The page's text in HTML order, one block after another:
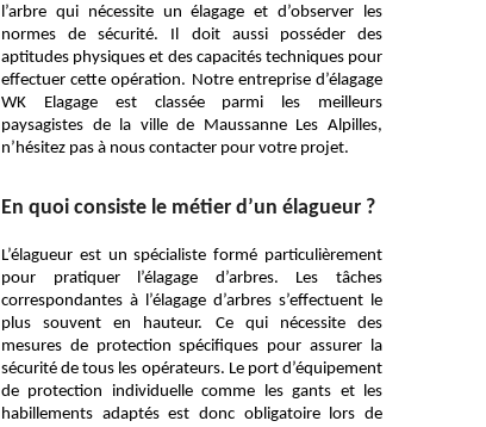
l’arbre qui nécessite un élagage et d’observer les
normes de sécurité. Il doit aussi posséder des
aptitudes physiques et des capacités techniques pour
effectuer cette opération. Notre entreprise d’élagage
WK Elagage est classée parmi les meilleurs
paysagistes de la ville de Maussanne Les Alpilles,
n’hésitez pas à nous contacter pour votre projet.
En quoi consiste le métier d’un élagueur ?
L’élagueur est un spécialiste formé particulièrement
pour pratiquer l’élagage d’arbres. Les tâches
correspondantes à l’élagage d’arbres s’effectuent le
plus souvent en hauteur. Ce qui nécessite des
mesures de protection spécifiques pour assurer la
sécurité de tous les opérateurs. Le port d’équipement
de protection individuelle comme les gants et les
habillements adaptés est donc obligatoire lors de